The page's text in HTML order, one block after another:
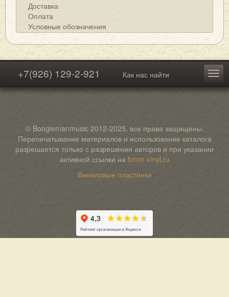
Доставка
Оплата
Условные обозначения
+7(926) 129-2-921 Как нас найти
© Boogiemanmusic 2012-2025, все права защищены.
Перепечатывание материалов и использование каталога
разрешается только с разрешения авторов и при указании
активной ссылки на bmm-vinyl.ru
Виниловые пластинки